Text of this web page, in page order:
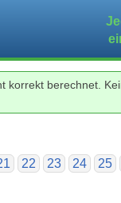
korrekt berechnet.
22 23 24 25